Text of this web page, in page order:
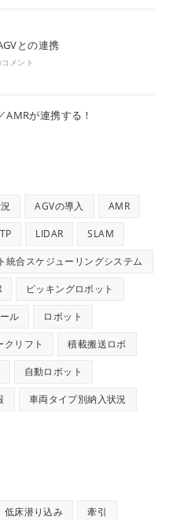
との連携
メント
が連携する！
AGVの導入 AMR
LIDAR SLAM
統合スケジューリングシステム
ピッキングロボット
ル ロボット
クリフト 積載搬送ロボ
自動ロボット
車両タイプ別納入状況
低床潜り込み 牽引